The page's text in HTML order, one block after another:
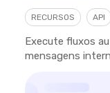
RECURSOS API
Execute fluxos
mensagens